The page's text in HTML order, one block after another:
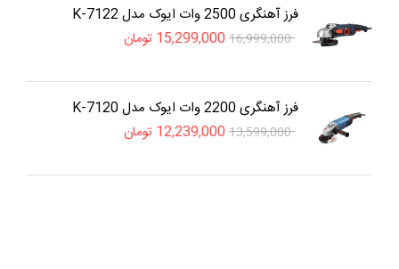
فرز آهنگری 2500 وات ایوک مدل K-7122
16,999,000
15,299,000 تومان
فرز آهنگری 2200 وات ایوک مدل K-7120
13,599,000
12,239,000 تومان